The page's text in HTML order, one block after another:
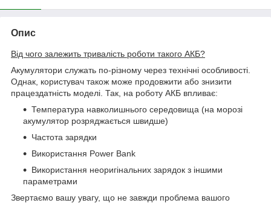
Опис
Від чого залежить тривалість роботи такого АКБ?
Акумулятори служать по-різному через технічні особливості.
Однак, користувач також може продовжити або знизити
працездатність моделі. Так, на роботу АКБ впливає:
Температура навколишнього середовища (на морозі
акумулятор розряджається швидше)
Частота зарядки
Використання Power Bank
Використання неоригінальних зарядок з іншими
параметрами
Звертаємо вашу увагу, що не завжди проблема вашого